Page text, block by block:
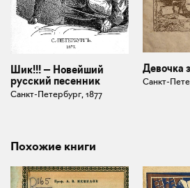
Шик!!! — Новейший
русский песенник
Санкт-Петербург, 1877
Девочка
Санкт-
Похожие книги